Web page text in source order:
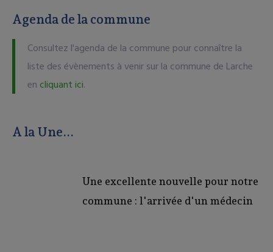
Agenda de la commune
Consultez l'agenda de la commune pour connaître la
liste des évènements à venir sur la commune de Larche
en cliquant ici.
A la Une...
Une excellente nouvelle pour notre
commune : l'arrivée d'un médecin